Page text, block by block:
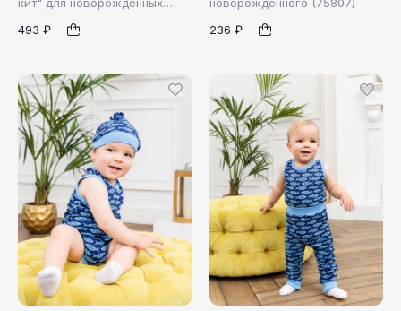
493 ₽ 1
236 ₽
1